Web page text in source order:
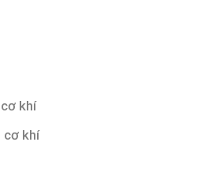
khí
cơ khí